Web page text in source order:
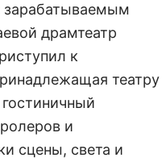
зарабатываемым
драмтеатр
к
театру
и
сцены, света и